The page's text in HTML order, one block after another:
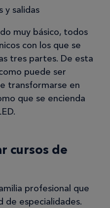
y salidas
muy básico, todos
con los que se
tres partes. De esta
puede ser
transformarse en
que se encienda
cursos de
profesional que
de especialidades.